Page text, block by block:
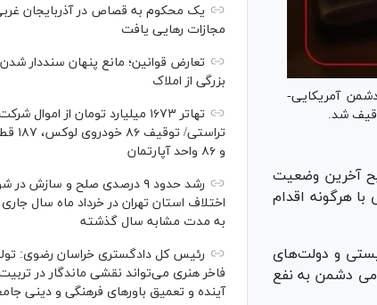
و اقدامات قانونی برای ۳۴ عنصر حامی دشمن آمریکایی-
شد.
آخرین وضعیت
هرگونه اقدام
و دولت‌های
و ضبط کلیه اموال ۳۴ نفر ازعناصر حامی دشمن به نفع
یک محکوم به قصاص در آذربایجان‌
مجازات رهایی یافت
تعارض قوانین؛ مانع پنهان سنددار
بزرگی از املاک
تهاتر ۱۶۷۳ میلیارد تومان از اموال
تراستی/
و ۸۶ واحد آپارتمان
رشد حدود ۹ درصدی صلح و سازش
اختلاف استان تهران در خرداد ماه سال
به مدت مشابه سال گذشته
رئیس کل دادگستری خراسان رضوی:
فاخر هنری می‌تواند نقشی ماندگار در
آینده و تعمیق باور‌های فرهنگی و دینی